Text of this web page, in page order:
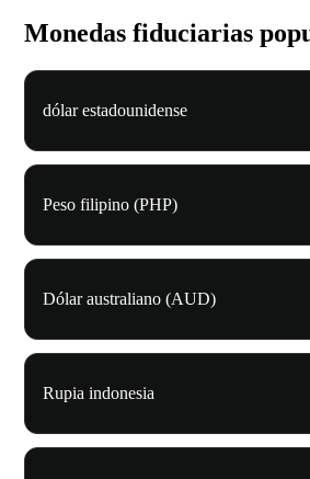
Monedas fiduciarias
dólar estadounidense
Peso filipino (PHP)
Dólar australiano (AUD)
Rupia indonesia